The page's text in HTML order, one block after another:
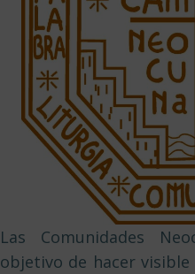
Las Comunidades
objetivo de hacer